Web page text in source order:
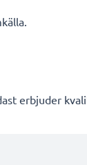
erbjuder